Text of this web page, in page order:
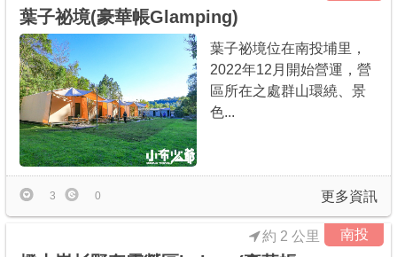
葉子祕境(豪華帳Glamping)
葉子祕境位在南投埔里，
2022年12月開始營運，營
區所在之處群山環繞、景
色...
更多資訊
3 0
南投
約 2 公里